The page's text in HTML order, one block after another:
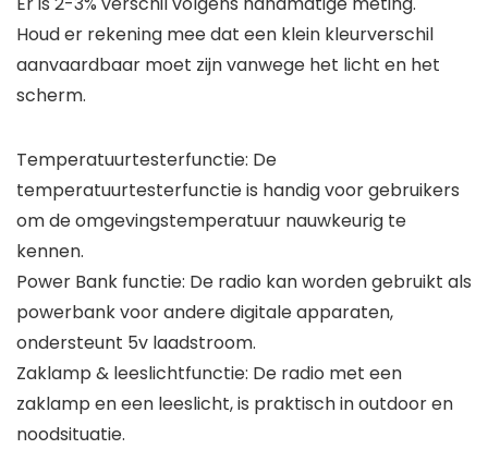
Houd er rekening mee dat een klein kleurverschil
aanvaardbaar moet zijn vanwege het licht en het
scherm.
Temperatuurtesterfunctie: De
temperatuurtesterfunctie is handig voor gebruikers
om de omgevingstemperatuur nauwkeurig te
kennen.
Power Bank functie: De radio kan worden gebruikt als
powerbank voor andere digitale apparaten,
ondersteunt 5v laadstroom.
Zaklamp & leeslichtfunctie: De radio met een
zaklamp en een leeslicht, is praktisch in outdoor en
noodsituatie.